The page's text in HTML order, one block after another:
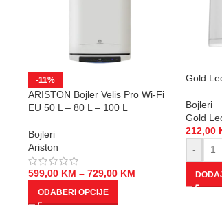
-11%
ARISTON Bojler Velis Pro Wi-Fi
EU 50 L – 80 L – 100 L
Bojleri
Ariston
599,00 KM – 729,00 KM
ODABERI OPCIJE
Gold
Bojleri
Gold
212,00
-